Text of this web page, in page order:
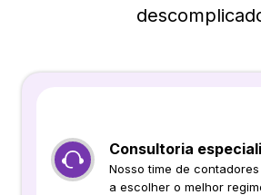
Consultoria
Nosso time de
a escolher o melhor